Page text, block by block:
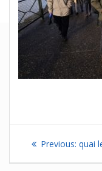
de
Previous: quai